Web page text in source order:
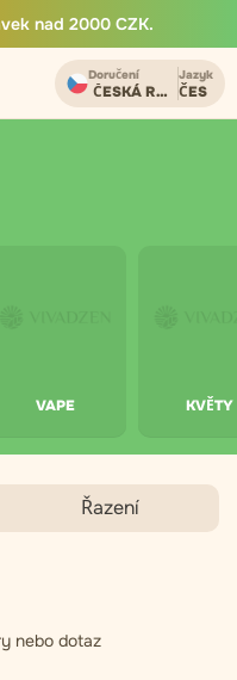
nad 2000 CZK.
Doručení
ČESKÁ REPUBLIKA
Jazyk
ČES
VAPE KVĚTY
Řazení
nebo dotaz